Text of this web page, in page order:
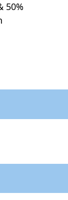
50%